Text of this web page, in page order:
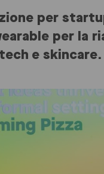
per
per la
e skincare.